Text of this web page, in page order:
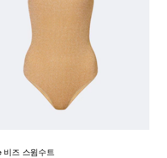
비즈 스윔수트